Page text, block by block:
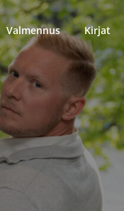
Valmennus Kirjat